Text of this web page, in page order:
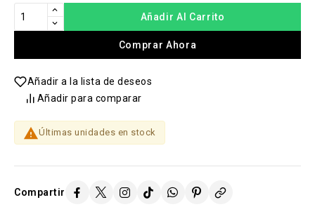
Añadir Al Carrito
Comprar Ahora
Añadir a la lista de deseos
Añadir para comparar
Últimas unidades en stock
Compartir